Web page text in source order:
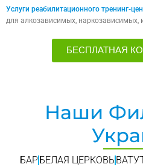
Услуги реабилитационного тренинг-
для алкозависимых, наркозависимых,
БЕСПЛАТНАЯ
Наши
БАР БЕЛАЯ ЦЕРКОВЬ